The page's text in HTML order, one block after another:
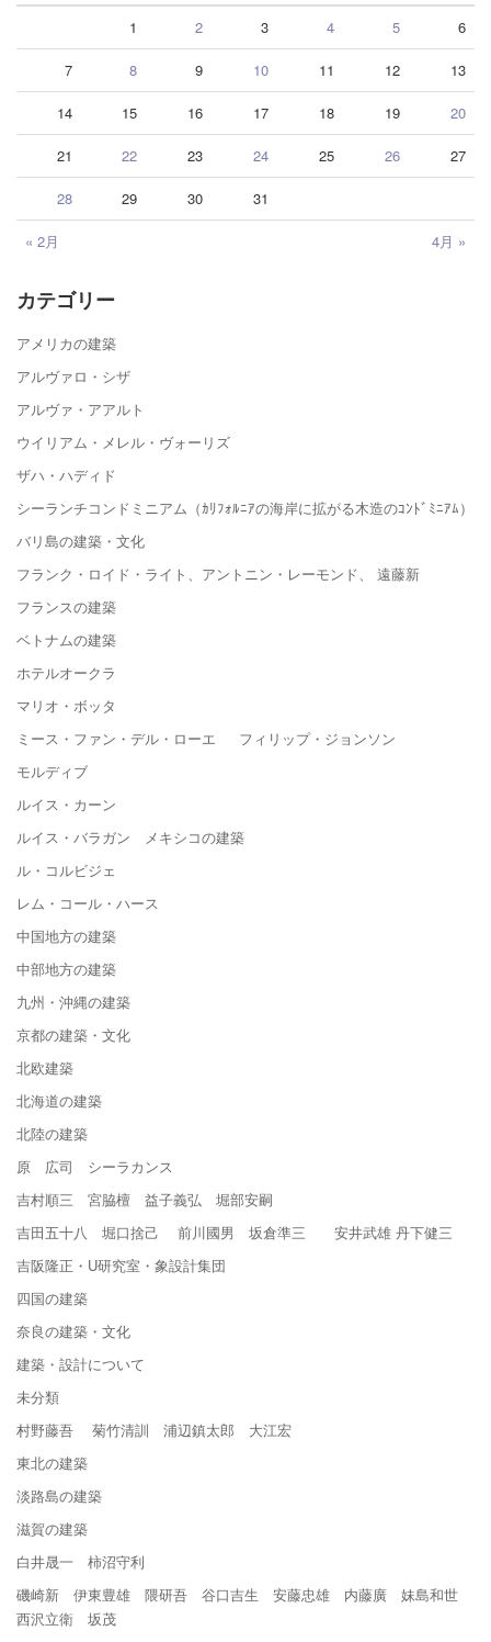
« 2月 4月 »
1 2 3 4 5 6
7 8 9 10 11 12 13
14 15 16 17 18 19 20
21 22 23 24 25 26 27
28 29 30 31
カテゴリー
アメリカの建築
アルヴァロ・シザ
アルヴァ・アアルト
ウイリアム・メレル・ヴォーリズ
ザハ・ハディド
シーランチコンドミニアム（ｶﾘﾌｫﾙﾆｱの海岸に拡がる木造のｺﾝﾄﾞﾐﾆｱﾑ）
バリ島の建築・文化
フランク・ロイド・ライト、アントニン・レーモンド、 遠藤新
フランスの建築
ベトナムの建築
ホテルオークラ
マリオ・ボッタ
ミース・ファン・デル・ローエ フィリップ・ジョンソン
モルディブ
ルイス・カーン
ルイス・バラガン メキシコの建築
ル・コルビジェ
レム・コール・ハース
中国地方の建築
中部地方の建築
九州・沖縄の建築
京都の建築・文化
北欧建築
北海道の建築
北陸の建築
原 広司 シーラカンス
吉村順三 宮脇檀 益子義弘 堀部安嗣
吉田五十八 堀口捨己 前川國男 坂倉準三 安井武雄 丹下健三
吉阪隆正・U研究室・象設計集団
四国の建築
奈良の建築・文化
建築・設計について
未分類
村野藤吾 菊竹清訓 浦辺鎮太郎 大江宏
東北の建築
淡路島の建築
滋賀の建築
白井晟一 柿沼守利
磯崎新 伊東豊雄 隈研吾 谷口吉生 安藤忠雄 内藤廣 妹島和世
西沢立衛 坂茂